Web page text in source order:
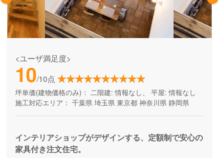
<ユーザ満足度>
10/10点
坪単価(建物価格のみ)： 二階建: 情報なし、 平屋: 情報なし
施工対応エリア： 千葉県 埼玉県 東京都 神奈川県 静岡県
インテリアショップがデザインする、定額制で安心の
家具付き注文住宅。